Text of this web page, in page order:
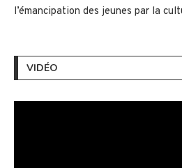
l’émancipation des jeunes par la
VIDÉO